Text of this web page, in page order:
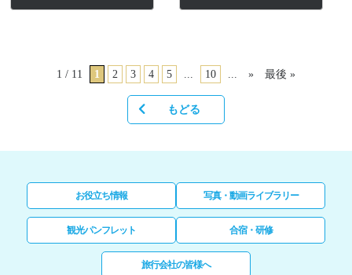
1 / 11 1 2 3 4 5 ... 10 ... » 最後 »
もどる
お役立ち情報 写真・動画ライブラリー
観光パンフレット 合宿・研修
旅行会社の皆様へ